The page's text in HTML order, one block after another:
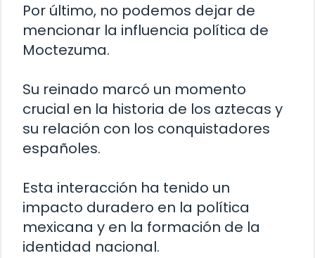
Por último, no podemos dejar de
mencionar la influencia política de
Moctezuma.
Su reinado marcó un momento
crucial en la historia de los aztecas y
su relación con los conquistadores
españoles.
Esta interacción ha tenido un
impacto duradero en la política
mexicana y en la formación de la
identidad nacional.